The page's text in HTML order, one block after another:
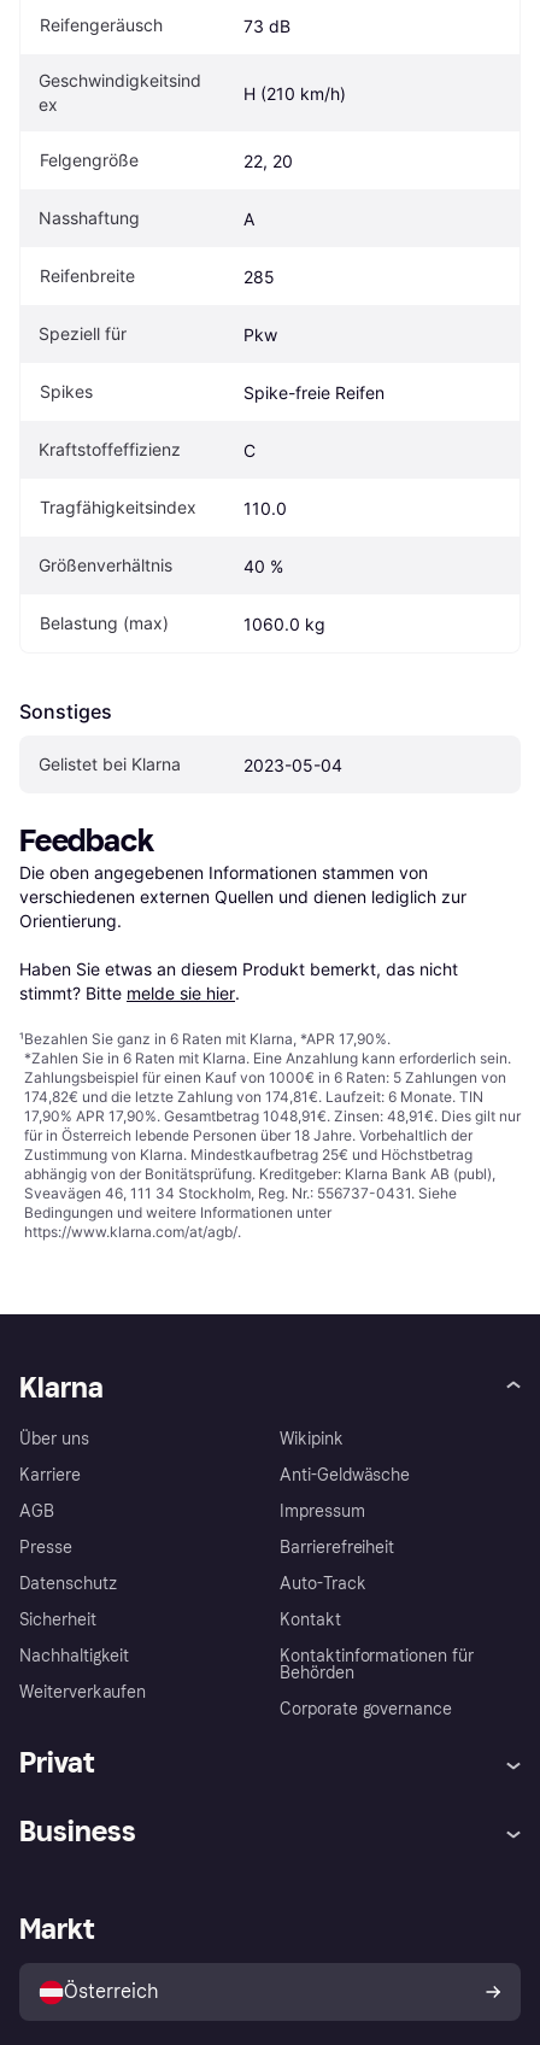
Reifengeräusch 73 dB
Geschwindigkeitsind
ex
H (210 km/h)
Felgengröße 22, 20
Nasshaftung A
Reifenbreite 285
Speziell für Pkw
Spikes Spike-freie Reifen
Kraftstoffeffizienz C
Tragfähigkeitsindex 110.0
Größenverhältnis 40 %
Belastung (max) 1060.0 kg
Sonstiges
Gelistet bei Klarna 2023-05-04
Feedback
Die oben angegebenen Informationen stammen von
verschiedenen externen Quellen und dienen lediglich zur
Orientierung.
Haben Sie etwas an diesem Produkt bemerkt, das nicht
stimmt? Bitte melde sie hier.
¹Bezahlen Sie ganz in 6 Raten mit Klarna, *APR 17,90%.
*Zahlen Sie in 6 Raten mit Klarna. Eine Anzahlung kann erforderlich sein.
Zahlungsbeispiel für einen Kauf von 1000€ in 6 Raten: 5 Zahlungen von
174,82€ und die letzte Zahlung von 174,81€. Laufzeit: 6 Monate. TIN
17,90% APR 17,90%. Gesamtbetrag 1048,91€. Zinsen: 48,91€. Dies gilt nur
für in Österreich lebende Personen über 18 Jahre. Vorbehaltlich der
Zustimmung von Klarna. Mindestkaufbetrag 25€ und Höchstbetrag
abhängig von der Bonitätsprüfung. Kreditgeber: Klarna Bank AB (publ),
Sveavägen 46, 111 34 Stockholm, Reg. Nr.: 556737-0431. Siehe
Bedingungen und weitere Informationen unter
https://www.klarna.com/at/agb/.
Klarna
Über uns
Karriere
AGB
Presse
Datenschutz
Sicherheit
Nachhaltigkeit
Weiterverkaufen
Wikipink
Anti-Geldwäsche
Impressum
Barrierefreiheit
Auto-Track
Kontakt
Kontaktinformationen für
Behörden
Corporate governance
Privat
Shops entdecken
Business
Händlerportal
Markt
Österreich